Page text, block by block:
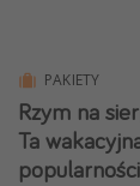
PAKIETY
Rzym na
Ta
popularności